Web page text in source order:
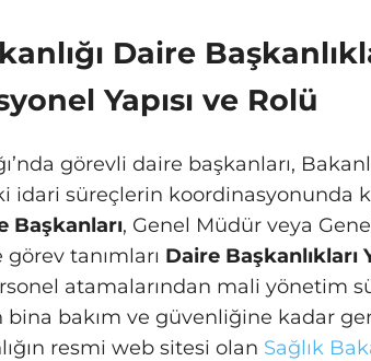
Daire
Yapısı ve Rolü
görevli daire başkanları,
idari süreçlerin koordinasyonunda
Başkanları, Genel Müdür veya
görev tanımları Daire Başkanlıkları
atamalarından mali yönetim
bakım ve güvenliğine kadar
resmi web sitesi olan Sağlık